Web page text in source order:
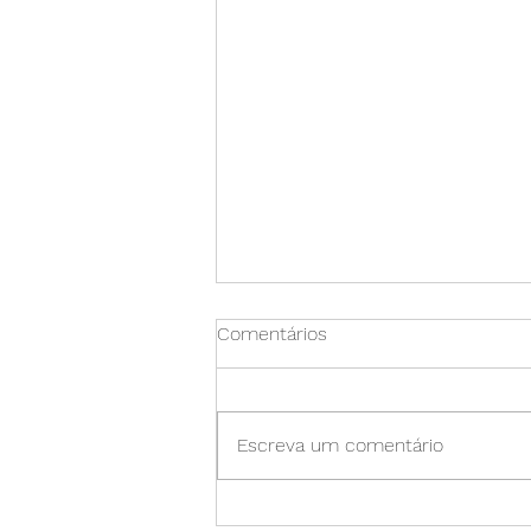
Comentários
Escreva um comentário